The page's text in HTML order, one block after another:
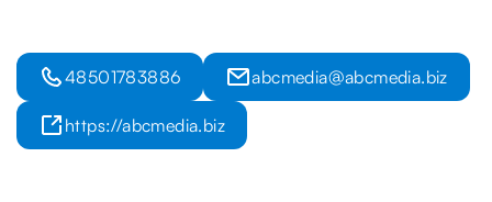
48501783886 abcmedia@abcmedia.biz
https://abcmedia.biz